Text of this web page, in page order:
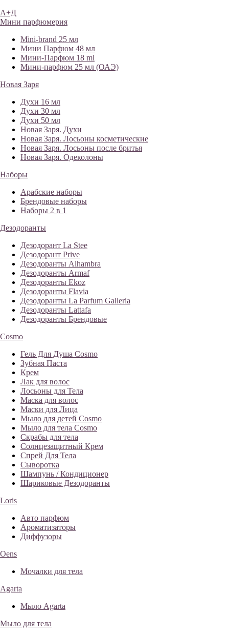
А+Д
Мини парфюмерия
Mini-brand 25 мл
Мини Парфюм 48 мл
Мини-Парфюм 18 ml
Мини-парфюм 25 мл (ОАЭ)
Новая Заря
Духи 16 мл
Духи 30 мл
Духи 50 мл
Новая Заря. Духи
Новая Заря. Лосьоны косметические
Новая Заря. Лосьоны после бритья
Новая Заря. Одеколоны
Наборы
Арабские наборы
Брендовые наборы
Наборы 2 в 1
Дезодоранты
Дезодорант La Stee
Дезодорант Prive
Дезодоранты Alhambra
Дезодоранты Armaf
Дезодоранты Ekoz
Дезодоранты Flavia
Дезодоранты La Parfum Galleria
Дезодоранты Lattafa
Дезодоранты Брендовые
Cosmo
Гель Для Душа Cosmo
Зубная Паста
Крем
Лак для волос
Лосьоны для Тела
Маска для волос
Маски для Лица
Мыло для детей Cosmo
Мыло для тела Cosmo
Скрабы для тела
Солнцезащитный Крем
Спрей Для Тела
Сыворотка
Шампунь / Кондиционер
Шариковые Дезодоранты
Loris
Авто парфюм
Ароматизаторы
Диффузоры
Oens
Мочалки для тела
Agarta
Мыло Agarta
Мыло для тела